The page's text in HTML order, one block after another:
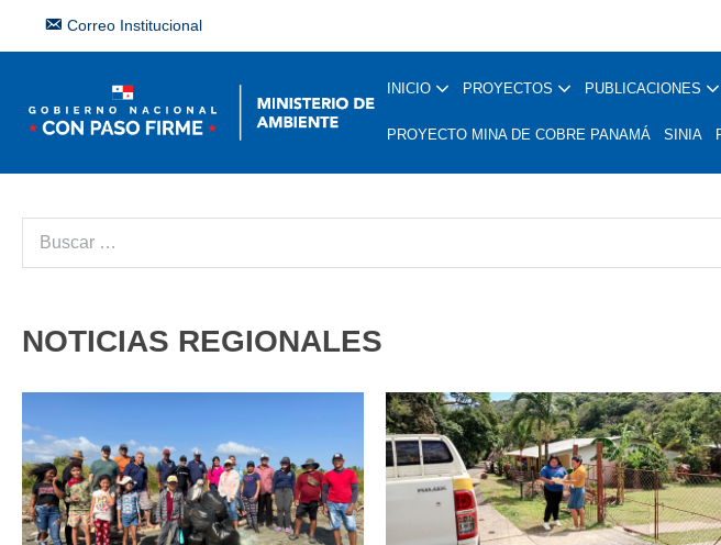
Correo Institucional
INICIO PROYECTOS PUBLICACIONES
PROYECTO MINA DE COBRE PANAMÁ SINIA
NOTICIAS REGIONALES